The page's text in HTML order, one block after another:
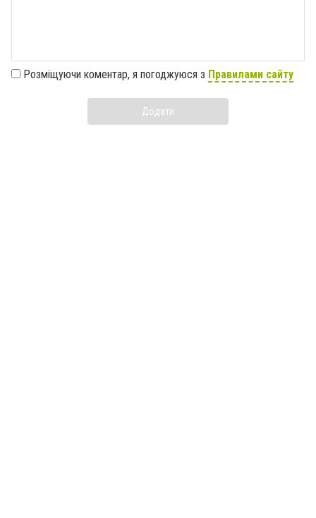
Розміщуючи коментар, я погоджуюся з Правилами сайту
Додати